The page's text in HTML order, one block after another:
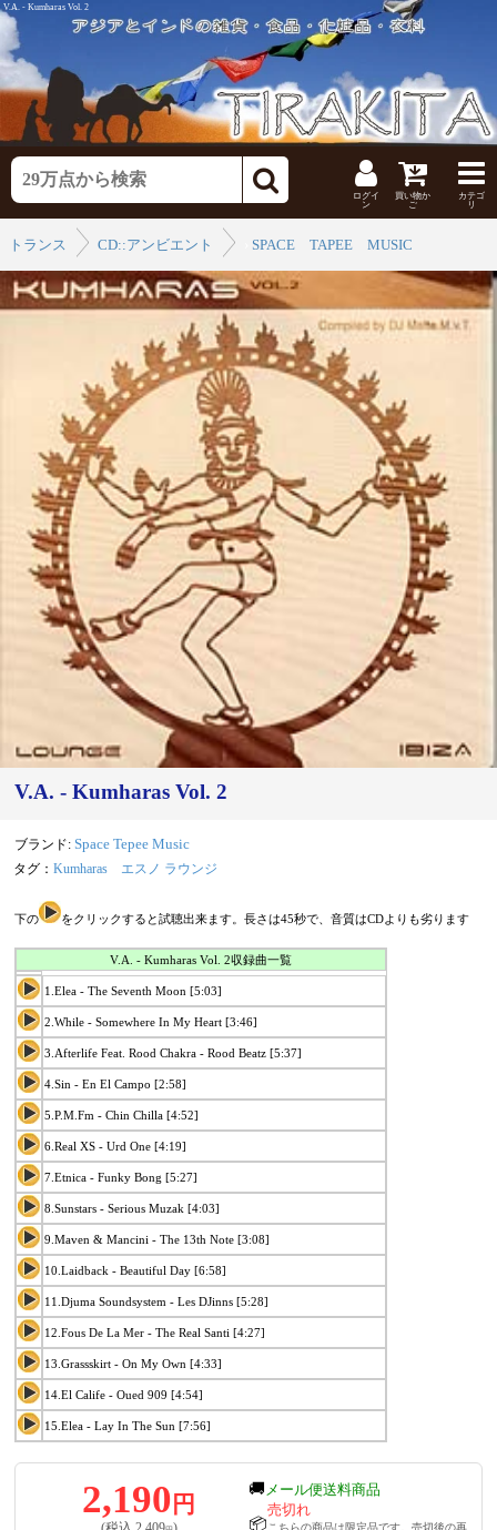
V.A. - Kumharas Vol. 2
ログイ
ン
買い物か
ご
カテゴ
リ
トランス
CD::アンビエント SPACE TAPEE MUSIC
V.A. - Kumharas Vol. 2
ブランド: Space Tepee Music
タグ： Kumharas エスノ ラウンジ
下の をクリックすると試聴出来ます。長さは45秒で、音質はCDよりも劣ります
V.A. - Kumharas Vol. 2収録曲一覧
1.Elea - The Seventh Moon [5:03]
2.While - Somewhere In My Heart [3:46]
3.Afterlife Feat. Rood Chakra - Rood Beatz [5:37]
4.Sin - En El Campo [2:58]
5.P.M.Fm - Chin Chilla [4:52]
6.Real XS - Urd One [4:19]
7.Etnica - Funky Bong [5:27]
8.Sunstars - Serious Muzak [4:03]
9.Maven & Mancini - The 13th Note [3:08]
10.Laidback - Beautiful Day [6:58]
11.Djuma Soundsystem - Les DJinns [5:28]
12.Fous De La Mer - The Real Santi [4:27]
13.Grassskirt - On My Own [4:33]
14.El Calife - Oued 909 [4:54]
15.Elea - Lay In The Sun [7:56]
2,190 円
🚚 メール便送料商品
📦
売切れ
こちらの商品は限定品です。売切後の再